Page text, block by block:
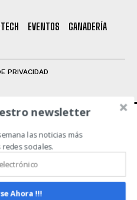
EVENTOS
GANADERÍA
PRIVACIDAD
independiente
que intenta aglutinar
en un sólo lugar.
newsletter
las noticias más
sociales.
Ahora !!!